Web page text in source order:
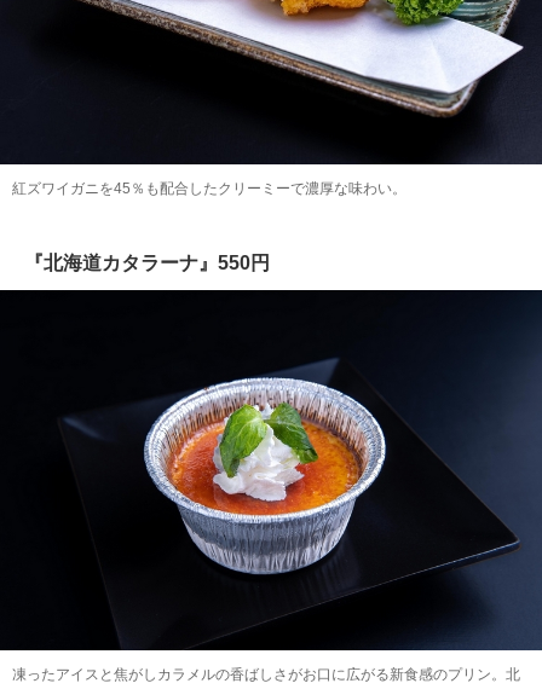
紅ズワイガニを45％も配合したクリーミーで濃厚な味わい。
『北海道カタラーナ』550円
凍ったアイスと焦がしカラメルの香ばしさがお口に広がる新食感のプリン。北